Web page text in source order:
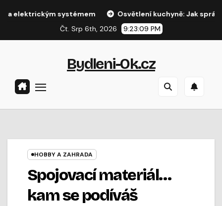
systémem
Osvětlení kuchyně: Jak správně
Čt. Srp 6th, 2026
9:23:09 PM
Bydleni-Ok.cz
HOBBY A ZAHRADA
Spojovací materiál…
kam se podíváš